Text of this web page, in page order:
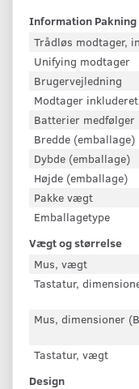
Information Pakning
Trådløs modtager,
Unifying modtager
Brugervejledning
Modtager inkluderet
Batterier medfølger
Bredde (emballage)
Dybde (emballage)
Højde (emballage)
Pakke vægt
Emballagetype
Vægt og størrelse
Mus, vægt
Tastatur,
Mus, dimensioner
Tastatur, vægt
Design